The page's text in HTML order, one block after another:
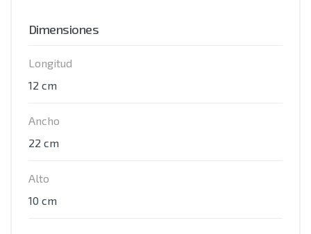
Dimensiones
Longitud
12 cm
Ancho
22 cm
Alto
10 cm